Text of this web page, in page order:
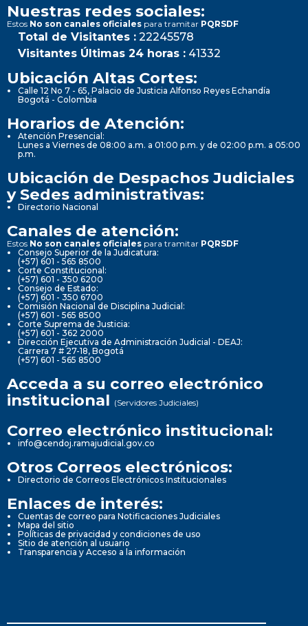
Nuestras redes sociales:
Estos No son canales oficiales para tramitar PQRSDF
Total de Visitantes : 22245578
Visitantes Últimas 24 horas : 41332
Ubicación Altas Cortes:
Calle 12 No 7 - 65, Palacio de Justicia Alfonso Reyes Echandía
Bogotá - Colombia
Horarios de Atención:
Atención Presencial:
Lunes a Viernes de 08:00 a.m. a 01:00 p.m. y de 02:00 p.m. a 05:00
p.m.
Ubicación de Despachos Judiciales
y Sedes administrativas:
Directorio Nacional
Canales de atención:
Estos No son canales oficiales para tramitar PQRSDF
Consejo Superior de la Judicatura:
(+57) 601 - 565 8500
Corte Constitucional:
(+57) 601 - 350 6200
Consejo de Estado:
(+57) 601 - 350 6700
Comisión Nacional de Disciplina Judicial:
(+57) 601 - 565 8500
Corte Suprema de Justicia:
(+57) 601 - 362 2000
Dirección Ejecutiva de Administración Judicial - DEAJ:
Carrera 7 # 27-18, Bogotá
(+57) 601 - 565 8500
Acceda a su correo electrónico
institucional (Servidores Judiciales)
Correo electrónico institucional:
info@cendoj.ramajudicial.gov.co
Otros Correos electrónicos:
Directorio de Correos Electrónicos Institucionales
Enlaces de interés:
Cuentas de correo para Notificaciones Judiciales
Mapa del sitio
Políticas de privacidad y condiciones de uso
Sitio de atención al usuario
Transparencia y Acceso a la información